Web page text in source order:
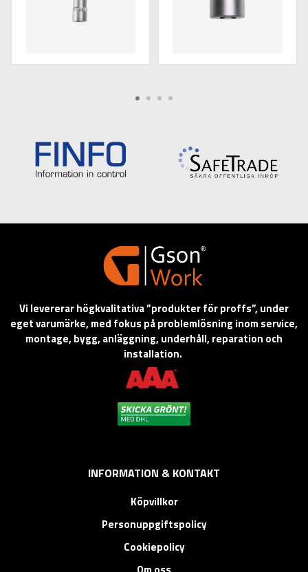
Vi levererar högkvalitativa ”produkter för proffs”, under
eget varumärke, med fokus på problemlösning inom service,
montage, bygg, anläggning, underhåll, reparation och
installation.
INFORMATION & KONTAKT
Köpvillkor
Personuppgiftspolicy
Cookiepolicy